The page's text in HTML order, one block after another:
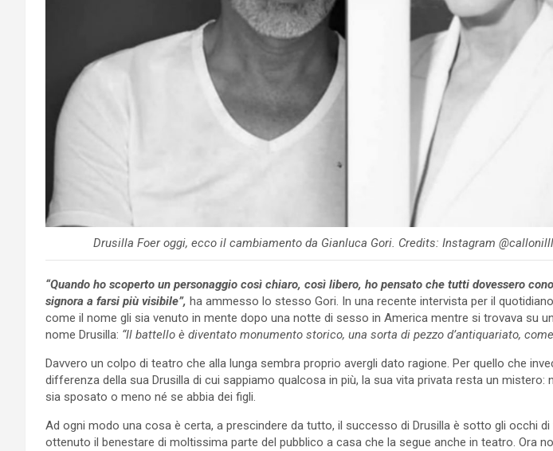
Drusilla Foer oggi, ecco il cambiamento da Gianluca Gori. Credits: Instagram
“Quando ho scoperto un personaggio così chiaro, così libero, ho pensato che tutti dovessero
signora a farsi più visibile”, ha ammesso lo stesso Gori. In una recente intervista per il
come il nome gli sia venuto in mente dopo una notte di sesso in America mentre si trovava su
nome Drusilla: “Il battello è diventato monumento storico, una sorta di pezzo d’antiquariato,
Davvero un colpo di teatro che alla lunga sembra proprio avergli dato ragione. Per quello che
differenza della sua Drusilla di cui sappiamo qualcosa in più, la sua vita privata resta un mistero:
sia sposato o meno né se abbia dei figli.
Ad ogni modo una cosa è certa, a prescindere da tutto, il successo di Drusilla è sotto gli occhi di
ottenuto il benestare di moltissima parte del pubblico a casa che la segue anche in teatro. Ora